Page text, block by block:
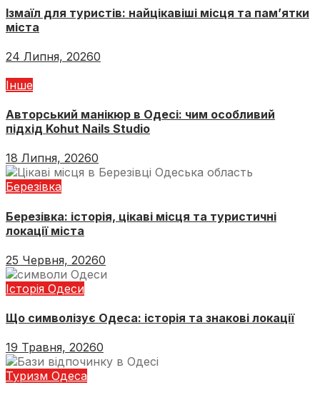
Ізмаїл для туристів: найцікавіші місця та пам’ятки
міста
24 Липня, 20260
Інше
Авторський манікюр в Одесі: чим особливий
підхід Kohut Nails Studio
18 Липня, 20260
Березівка
Березівка: історія, цікаві місця та туристичні
локації міста
25 Червня, 20260
Історія Одеси
Що символізує Одеса: історія та знакові локації
19 Травня, 20260
Туризм Одеса